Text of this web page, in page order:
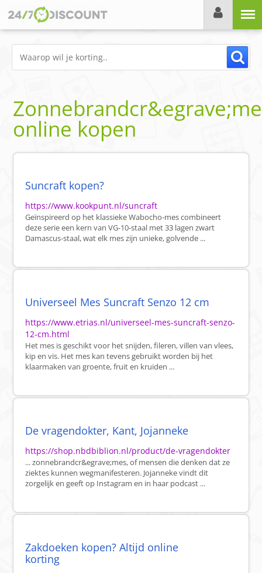
online kopen
Suncraft kopen?
https://www.kookpunt.nl/suncraft
Geïnspireerd op het klassieke Wabocho-mes combineert
deze serie een kern van VG-10-staal met 33 lagen zwart
Damascus-staal, wat elk mes zijn unieke, golvende ...
Universeel Mes Suncraft Senzo 12 cm
https://www.etrias.nl/universeel-mes-suncraft-senzo-
12-cm.html
Het mes is geschikt voor het snijden, fileren, villen van vlees,
kip en vis. Het mes kan tevens gebruikt worden bij het
klaarmaken van groente, fruit en kruiden ...
De vragendokter, Kant, Jojanneke
https://shop.nbdbiblion.nl/product/de-vragendokter
... zonnebrandcr&egrave;mes, of mensen die denken dat ze
ziektes kunnen wegmanifesteren. Jojanneke vindt dit
zorgelijk en geeft op Instagram en in haar podcast ...
Zakdoeken kopen? Altijd online
korting